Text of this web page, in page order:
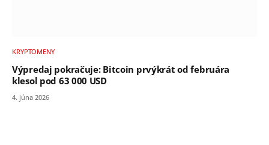
KRYPTOMENY
Výpredaj pokračuje: Bitcoin prvýkrát od februára
klesol pod 63 000 USD
4. júna 2026